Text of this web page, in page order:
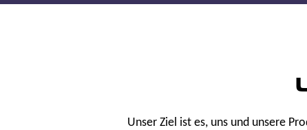
Unser Ziel ist es, uns und unsere